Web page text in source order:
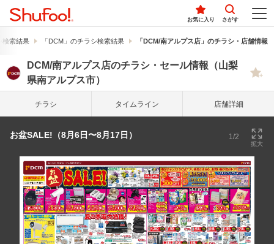
お気に入り さがす
検索結果 「DCM」のチラシ検索結果 「DCM/南アルプス店」のチラシ・店舗情報
DCM/南アルプス店のチラシ・セール情報（山梨
県南アルプス市）
チラシ タイム ライン 店舗詳細
お盆SALE!（8月6日〜8月17日） 1/2
拡大